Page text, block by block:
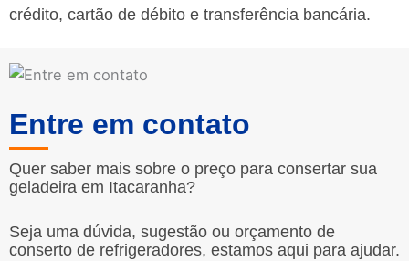
crédito, cartão de débito e transferência bancária.
Entre em contato
Quer saber mais sobre o preço para consertar sua
geladeira em Itacaranha?
Seja uma dúvida, sugestão ou orçamento de
conserto de refrigeradores, estamos aqui para ajudar.